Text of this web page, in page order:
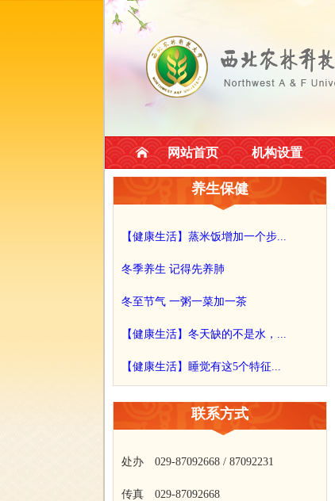
网站首页 机构设置
养生保健
【健康生活】蒸米饭增加一个步...
冬季养生 记得先养肺
冬至节气 一粥一菜加一茶
【健康生活】冬天缺的不是水，...
【健康生活】睡觉有这5个特征...
联系方式
处办 029-87092668 / 87092231
传真 029-87092668